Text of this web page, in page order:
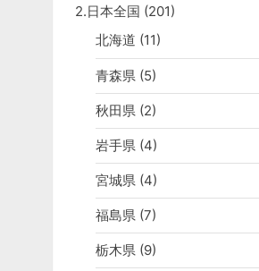
2.日本全国 (201)
北海道 (11)
青森県 (5)
秋田県 (2)
岩手県(4)
宮城県(4)
福島県(7)
栃木県(9)